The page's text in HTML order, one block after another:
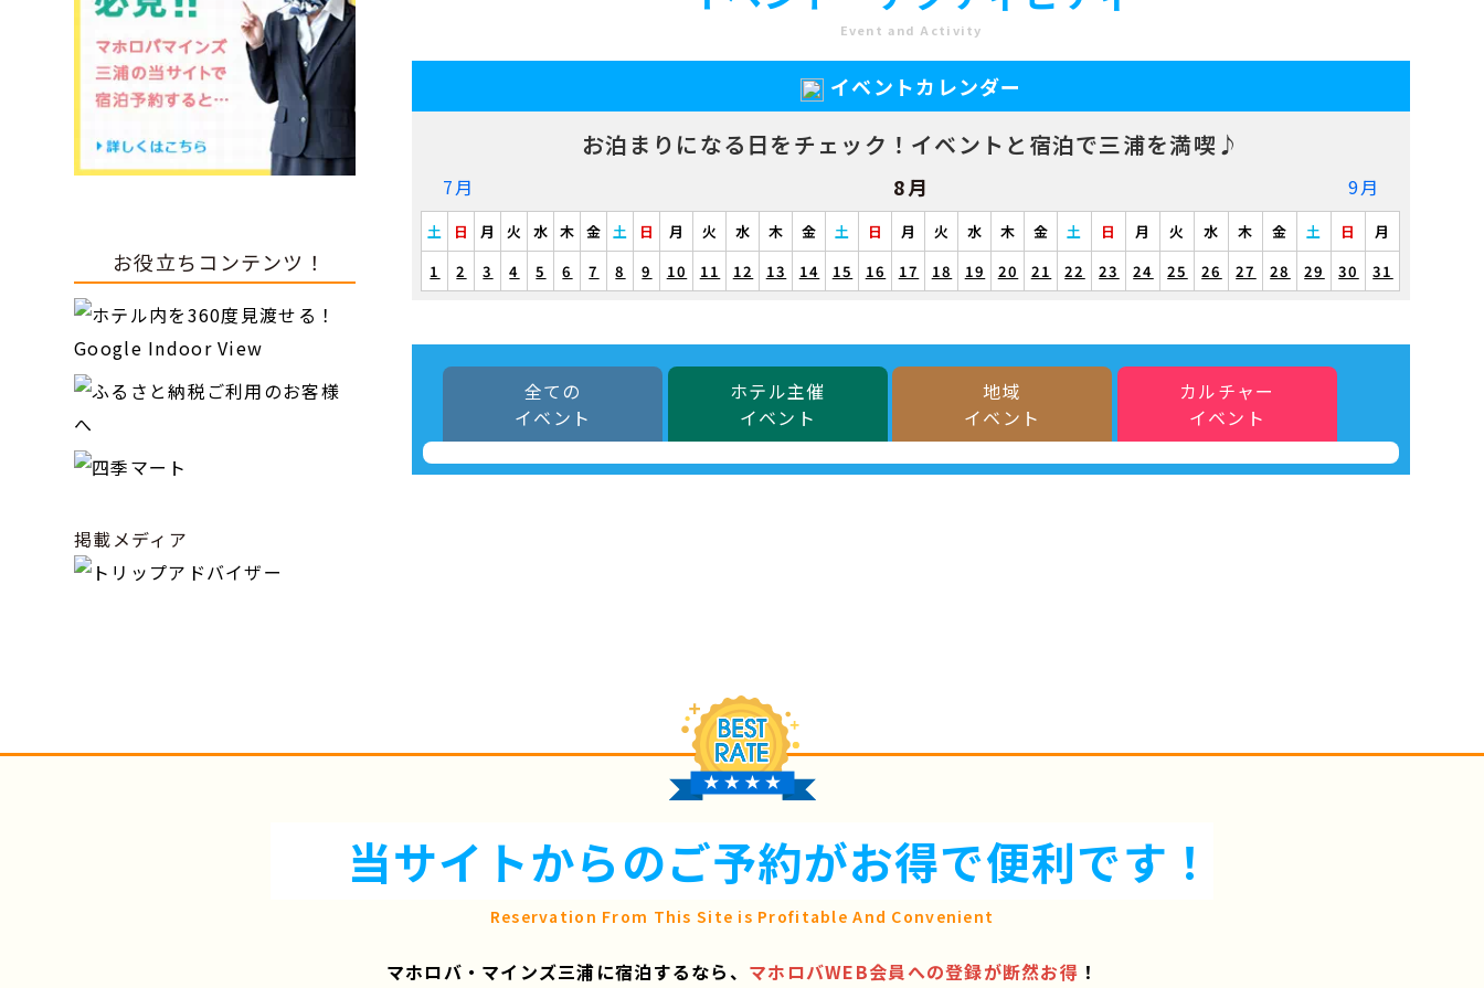
Event and Activity
イベントカレンダー
お泊まりになる日をチェック！ イベントと宿泊で三浦を満喫♪
7月 8月 9月
土 日 月 火 水 木 金 土 日 月 火 水 木 金 土 日 月 火 水 木 金 土 日 月 火 水 木 金 土 日
月
1
2 3 4 5 6 7 8 9 10 11 12 13 14 15 16 17 18 19 20 21 22 23 24 25 26 27 28 29 30 31
全ての
イベント
ホテル主催
イベント
地域
イベント
カルチャー
イベント
お役立ちコンテンツ！
掲載メディア
当サイトからのご予約がお得で便利です！
Reservation From This Site is Profitable And Convenient
マホロバ・マインズ三浦に宿泊するなら、 マホロバWEB会員への登録が断然お得 ！